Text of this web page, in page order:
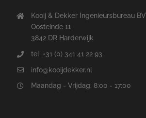
Kooij & Dekker Ingenieursbureau BV
Oosteinde 11
3842 DR Harderwijk
tel: +31 (0) 341 41 22 93
info@kooijdekker.nl
Maandag - Vrijdag: 8:00 - 17:00